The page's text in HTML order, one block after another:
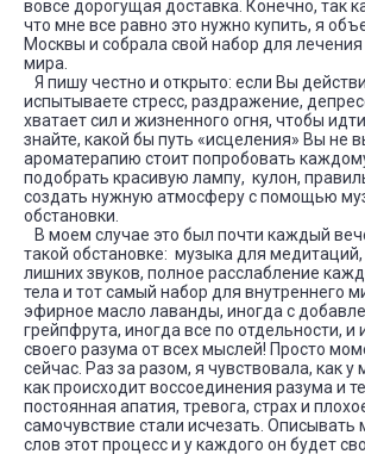
вовсе дорогущая доставка. Конечно, так
что мне все равно это нужно купить, я
Москвы и собрала свой набор для лечения
мира.
Я пишу честно и открыто: если Вы
испытываете стресс, раздражение,
хватает сил и жизненного огня, чтобы
знайте, какой бы путь «исцеления» Вы не
ароматерапию стоит попробовать
подобрать красивую лампу, кулон,
создать нужную атмосферу с помощью
обстановки.
В моем случае это был почти каждый
такой обстановке: музыка для медитаций,
лишних звуков, полное расслабление
тела и тот самый набор для внутреннего
эфирное масло лаванды, иногда с
грейпфрута, иногда все по отдельности, и
своего разума от всех мыслей! Просто
сейчас. Раз за разом, я чувствовала, как у
как происходит воссоединения разума и
постоянная апатия, тревога, страх и
самочувствие стали исчезать.
слов этот процесс и у каждого он будет